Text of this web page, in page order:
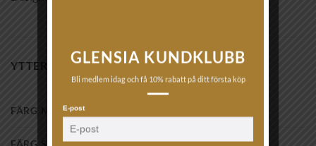
YTTERLIGARE INFORMATION
FÄRG METAL
GLENSIA KUNDKLUBB
Bli medlem idag och få 10% rabatt på ditt första köp
E-post